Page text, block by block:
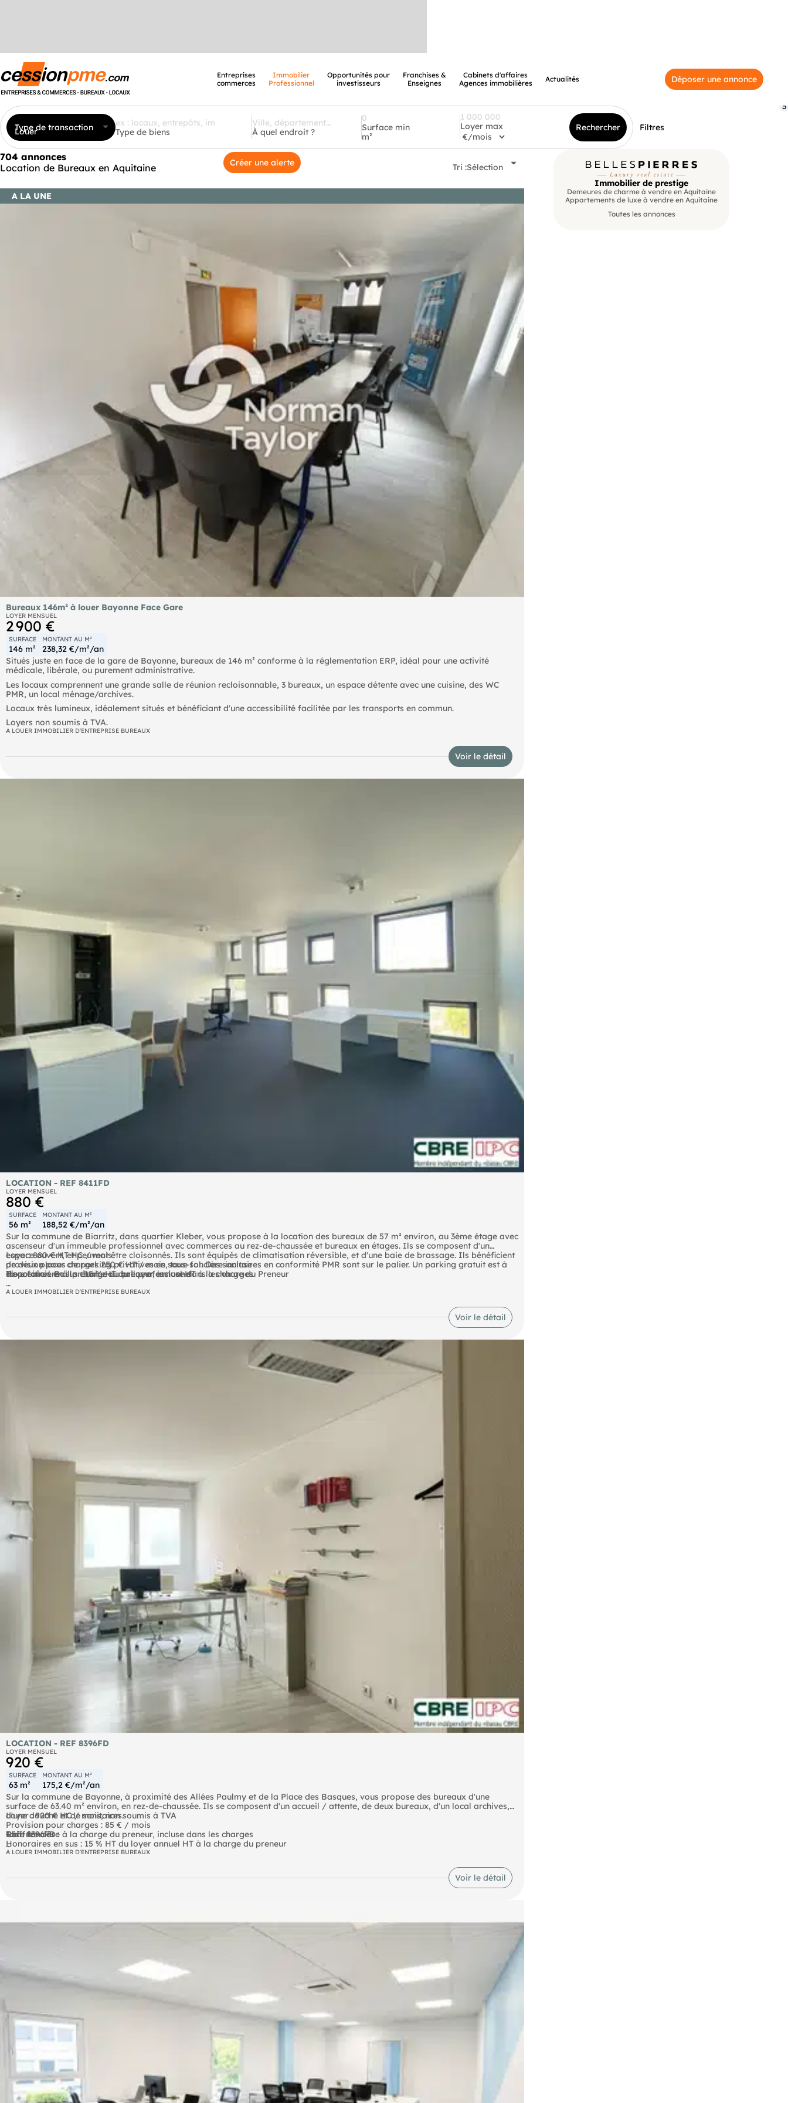
Entreprises
commerces
Immobilier
Professionnel
Opportunités pour
investisseurs
Franchises &
Enseignes
Cabinets d'affaires
Agences immobilières
Actualités Déposer une annonce
Type de transaction
Louer Type de biens À quel endroit ?
Surface min
m²
Loyer max Rechercher Filtres
3
704 annonces
Location de Bureaux en Aquitaine
Créer une alerte Tri :Sélection
A LA UNE
Bureaux 146m² à louer Bayonne Face Gare
LOYER MENSUEL
2 900 €
SURFACE
146 m²
MONTANT AU M²
238,32 €/m²/an
Situés juste en face de la gare de Bayonne, bureaux de 146 m² conforme à la réglementation ERP, idéal pour une activité
médicale, libérale, ou purement administrative.
Les locaux comprennent une grande salle de réunion recloisonnable, 3 bureaux, un espace détente avec une cuisine, des WC
PMR, un local ménage/archives.
Locaux très lumineux, idéalement situés et bénéficiant d'une accessibilité facilitée par les transports en commun.
Loyers non soumis à TVA.
A LOUER IMMOBILIER D'ENTREPRISE BUREAUX
Voir le détail
LOCATION - REF 8411FD
LOYER MENSUEL
880 €
SURFACE
56 m²
MONTANT AU M²
188,52 €/m²/an
Sur la commune de Biarritz, dans quartier Kleber, vous propose à la location des bureaux de 57 m² environ, au 3ème étage avec
ascenseur d'un immeuble professionnel avec commerces au rez-de-chaussée et bureaux en étages. Ils se composent d'un
espace ouvert, et peuvent être cloisonnés. Ils sont équipés de climatisation réversible, et d'une baie de brassage. Ils bénéficient
de deux places de parking privatives en sous-sol. Des sanitaires en conformité PMR sont sur le palier. Un parking gratuit est à
disposition. Bail précaire ou bail professionnel.
Chiffres clés :
Loyer: 880 € HT HC / mois
provision pour charges 250 € HT / mois, taxe foncière incluse
Taxe foncière à la charge du preneur, incluse dans les charges
Honoraires en sus : 15 % HT du Loyer annuel HT à la charge du Preneur
Réf : 8411FD
A LOUER IMMOBILIER D'ENTREPRISE BUREAUX
Voir le détail
LOCATION - REF 8396FD
LOYER MENSUEL
920 €
SURFACE
63 m²
MONTANT AU M²
175,2 €/m²/an
Sur la commune de Bayonne, à proximité des Allées Paulmy et de la Place des Basques, vous propose des bureaux d'une
surface de 63.40 m² environ, en rez-de-chaussée. Ils se composent d'un accueil / attente, de deux bureaux, d'un local archives,
d'une douche et de sanitaires.
Chiffres clés :
Loyer : 920 € HC / mois, non soumis à TVA
Provision pour charges : 85 € / mois
Taxe foncière à la charge du preneur, incluse dans les charges
Honoraires en sus : 15 % HT du loyer annuel HT à la charge du preneur
Réf : 8396FD
"Les informations sur les risques auxquels ce bien est exposé sont disponibles sur le site Géorisques : ".
A LOUER IMMOBILIER D'ENTREPRISE BUREAUX
Voir le détail
Immobilier de prestige
Demeures de charme à vendre en Aquitaine
Appartements de luxe à vendre en Aquitaine
Toutes les annonces